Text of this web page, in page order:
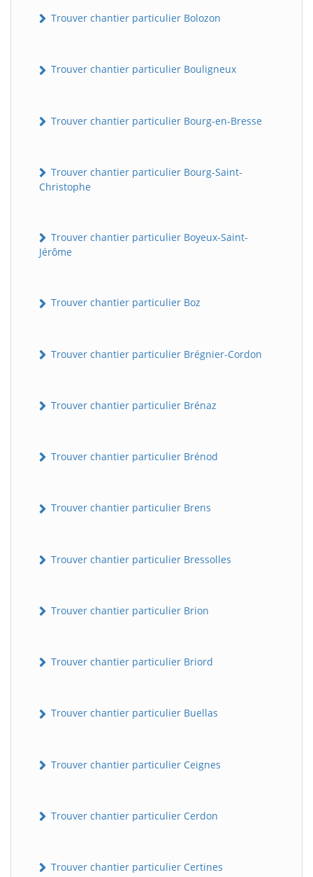
Trouver chantier particulier Bolozon
Trouver chantier particulier Bouligneux
Trouver chantier particulier Bourg-en-Bresse
Trouver chantier particulier Bourg-Saint-
Christophe
Trouver chantier particulier Boyeux-Saint-
Jérôme
Trouver chantier particulier Boz
Trouver chantier particulier Brégnier-Cordon
Trouver chantier particulier Brénaz
Trouver chantier particulier Brénod
Trouver chantier particulier Brens
Trouver chantier particulier Bressolles
Trouver chantier particulier Brion
Trouver chantier particulier Briord
Trouver chantier particulier Buellas
Trouver chantier particulier Ceignes
Trouver chantier particulier Cerdon
Trouver chantier particulier Certines